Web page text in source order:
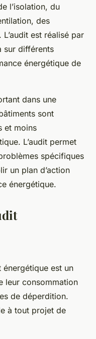
l’isolation, du
des
est réalisé par
sur différents
énergétique de
dans une
sont
et moins
L’audit permet
spécifiques
un plan d’action
énergétique.
énergétique est un
leur consommation
de déperdition.
à tout projet de